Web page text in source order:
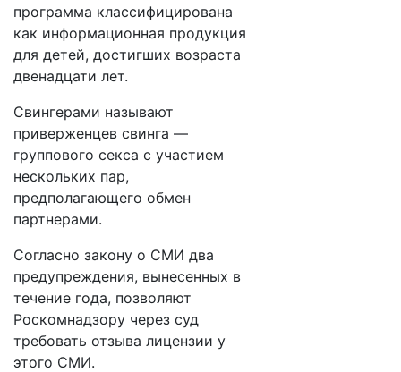
программа классифицирована
как информационная продукция
для детей, достигших возраста
двенадцати лет.
Свингерами называют
приверженцев свинга —
группового секса с участием
нескольких пар,
предполагающего обмен
партнерами.
Согласно закону о СМИ два
предупреждения, вынесенных в
течение года, позволяют
Роскомнадзору через суд
требовать отзыва лицензии у
этого СМИ.